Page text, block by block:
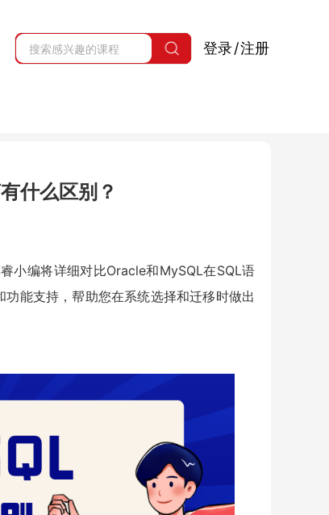
登录/注册
什么区别？
小编将详细对比Oracle和MySQL在SQL语
能支持，帮助您在系统选择和迁移时做出